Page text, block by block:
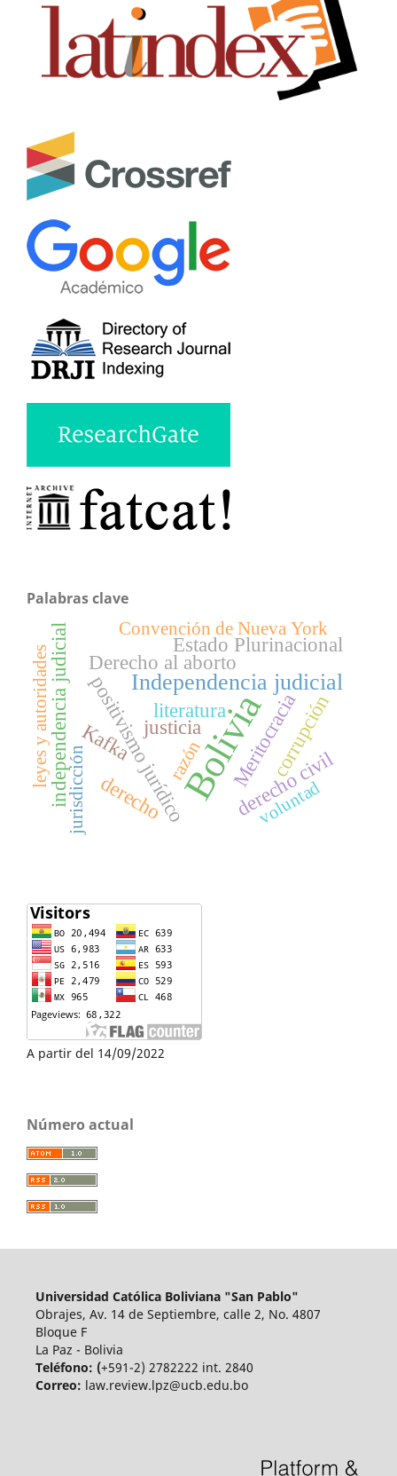
Palabras clave
Bolivia
Independencia judicial
positivismo jurídicoliteratura
justicia Meritocracia
Kafka
Derecho al aborto
derecho civil
derecho
Estado Plurinacional
independencia judicial corrupción
leyes y autoridades
Convención de Nueva York
jurisdicción voluntad
razón
A partir del 14/09/2022
Número actual
Universidad Católica Boliviana "San Pablo"
Obrajes, Av. 14 de Septiembre, calle 2, No. 4807
Bloque F
La Paz - Bolivia
Teléfono: (+591-2) 2782222 int. 2840
Correo: law.review.lpz@ucb.edu.bo